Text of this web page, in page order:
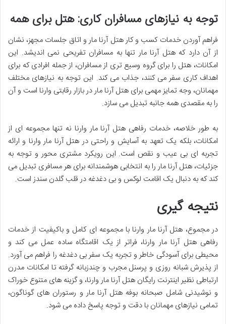
توجه به نیازهای مسافران کاری: هتل برای همه
فراهم آوردنخدمات کسب و کار هتل آرنا مار و اتاق جلسات مجهز، نشان
از آن دارد که هتل آرنا مار تنها به مسافران تفریحی نمی اندیشد. این
امکانات، هتل را برای گروه وسیع تری از مسافران، از جمله افرادی که برای
اهداف کاری سفر می کنند، جذاب می کند. این توجه به نیازهای مختلف
مهمانان، وجه تمایز مهمی برای هتل آرنا مار در بازار رقابتی وارنا است و آن
را به مقصدی همه جانبه تبدیل می سازد.
به طور خلاصه، خدمات رفاهی هتل آرنا مار وارنا نه تنها مجموعه ای از
امکانات، بلکه یک تعهد بهآسایش و راحتی در هتل آرنا مار وارنا و ارائه
تجربه ای بی عیب و نقص است. این رویکرد مشتری محور و توجه به
جزئیات، هتل آرنا مار را به انتخابی هوشمندانه برای هر مسافری تبدیل می
کند که به دنبال یک اقامت لوکس و بی دغدغه در قلب گلدن سندز است.
نتیجه گیری
در مجموع، هتل آرنا مار وارنا با مجموعه ای کامل و باکیفیت ازخدمات
رفاهی هتل آرنا مار وارنا، فراتر از یک اقامتگاه ساده عمل می کند و
محیطی برای آسودگی خاطر و تجربه یک سفر بی دغدغه را فراهم می آورد.
از پذیرش شبانه روزی و پرسنل مجرب و چندزبانه گرفته تا امکانات مدرن
ارتباطی نظیراینترنت رایگان هتل آرنا مار وارنا، و گزینه های متنوع خوراک
و نوشیدنی شامل صبحانه بوفه هتل آرنا مار و رستوران های گوناگون،
تمامی نیازهای مهمانان با دقت و توجه پاسخ داده می شود.